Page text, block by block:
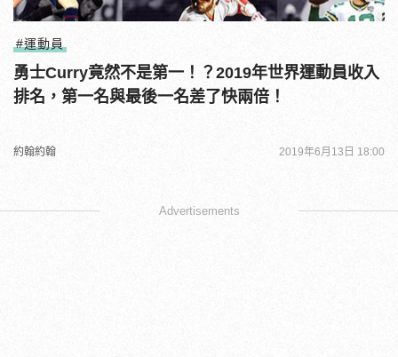
#運動員
勇士Curry竟然不是第一！？2019年世界運動員收入
排名，第一名與最後一名差了快兩倍！
約翰約翰 2019年6月13日 18:00
Advertisements